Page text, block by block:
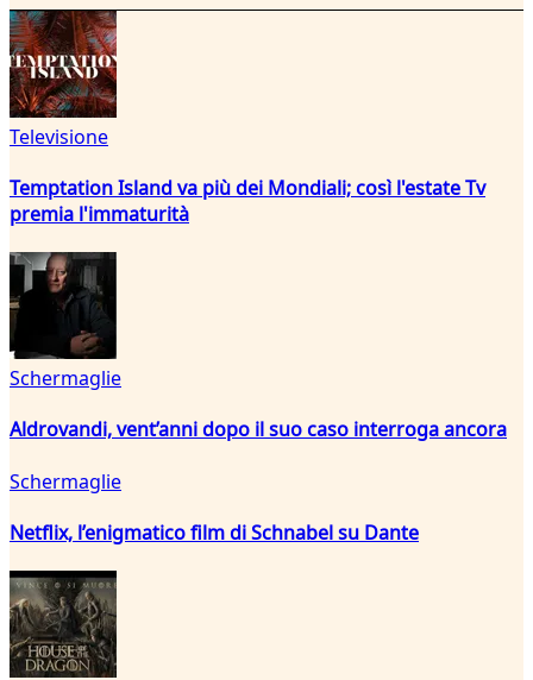
Televisione
Temptation Island va più dei Mondiali; così l'estate Tv
premia l'immaturità
Schermaglie
Aldrovandi, vent’anni dopo il suo caso interroga ancora
Schermaglie
Netflix, l’enigmatico film di Schnabel su Dante